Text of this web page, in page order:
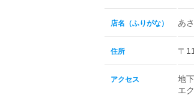
店名（ふりがな） あ
住所 〒
アクセス
地
エ